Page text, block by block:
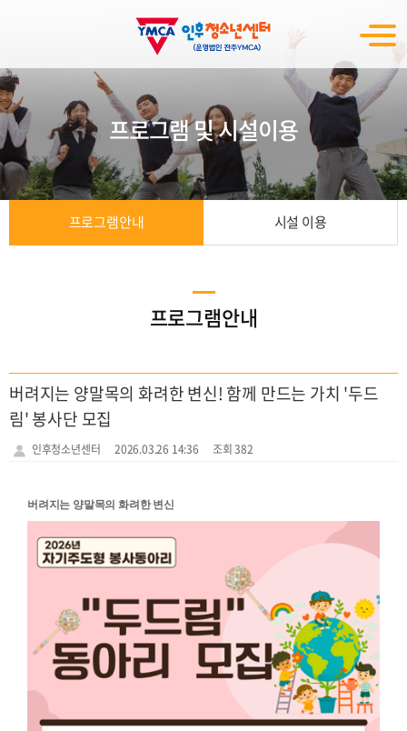
프로그램 및 시설이용
프로그램안내 시설 이용
프로그램안내
버려지는 양말목의 화려한 변신! 함께 만드는 가치 '두드
림' 봉사단 모집
인후청소년센터 2026.03.26 14:36 조회 382
버려지는 양말목의 화려한 변신